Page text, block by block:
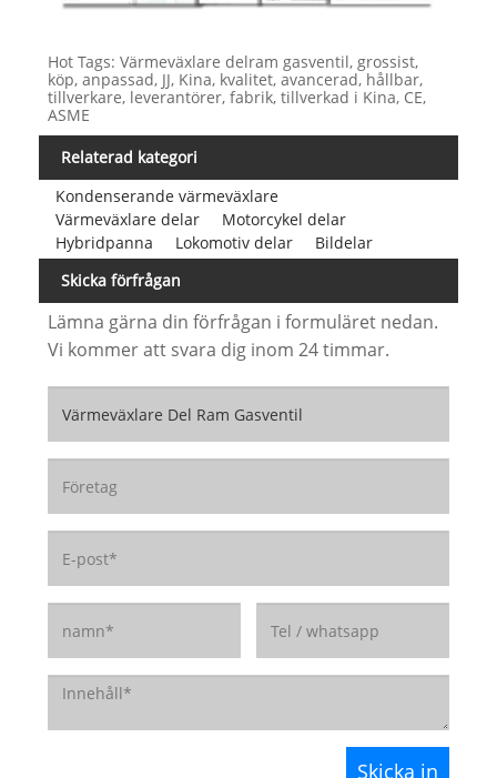
Hot Tags: Värmeväxlare delram gasventil, grossist,
köp, anpassad, JJ, Kina, kvalitet, avancerad, hållbar,
tillverkare, leverantörer, fabrik, tillverkad i Kina, CE,
ASME
Relaterad kategori
Kondenserande värmeväxlare
Värmeväxlare delar
Motorcykel delar
Hybridpanna
Lokomotiv delar
Bildelar
Skicka förfrågan
Lämna gärna din förfrågan i formuläret nedan.
Vi kommer att svara dig inom 24 timmar.